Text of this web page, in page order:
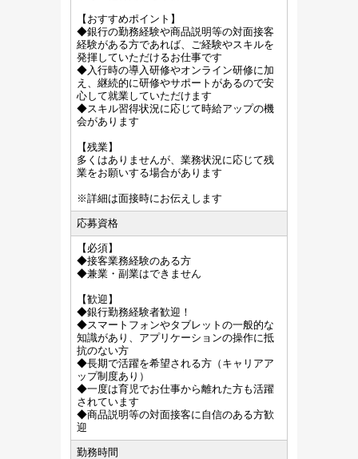
【おすすめポイント】
◆銀行の勤務経験や商品説明等の対面接客
経験がある方であれば、ご経験やスキルを
発揮していただけるお仕事です
◆入行時の導入研修やオンライン研修に加
え、継続的に研修やサポートがあるので安
心して就業していただけます
◆スキル習得状況に応じて時給アップの機
会があります
【残業】
多くはありませんが、業務状況に応じて残
業をお願いする場合があります
※詳細は面接時にお伝えします
応募資格
【必須】
◆接客業務経験のある方
◆兼業・副業はできません
【歓迎】
◆銀行勤務経験者歓迎！
◆スマートフォンやタブレットの一般的な
知識があり、アプリケーションの操作に抵
抗のない方
◆長期で活躍を希望される方（キャリアア
ップ制度あり）
◆一度は育児でお仕事から離れた方も活躍
されています
◆商品説明等の対面接客に自信のある方歓
迎
勤務時間